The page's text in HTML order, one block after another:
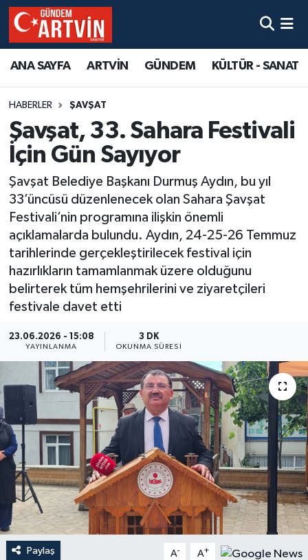
ANA SAYFA ARTVİN GÜNDEM KÜLTÜR - SANAT
HABERLER ŞAVŞAT
Şavşat, 33. Sahara Festivali
İçin Gün Sayıyor
Şavşat Belediye Başkanı Durmuş Aydın, bu yıl
33’üncüsü düzenlenecek olan Sahara Şavşat
Festivali’nin programına ilişkin önemli
açıklamalarda bulundu. Aydın, 24-25-26 Temmuz
tarihlerinde gerçekleştirilecek festival için
hazırlıkların tamamlanmak üzere olduğunu
belirterek tüm hemşehrilerini ve ziyaretçileri
festivale davet etti
23.06.2026 - 15:08
YAYINLANMA
3 DK
OKUNMA SÜRESI
Paylaş A- A+